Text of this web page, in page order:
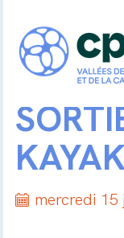
mercredi